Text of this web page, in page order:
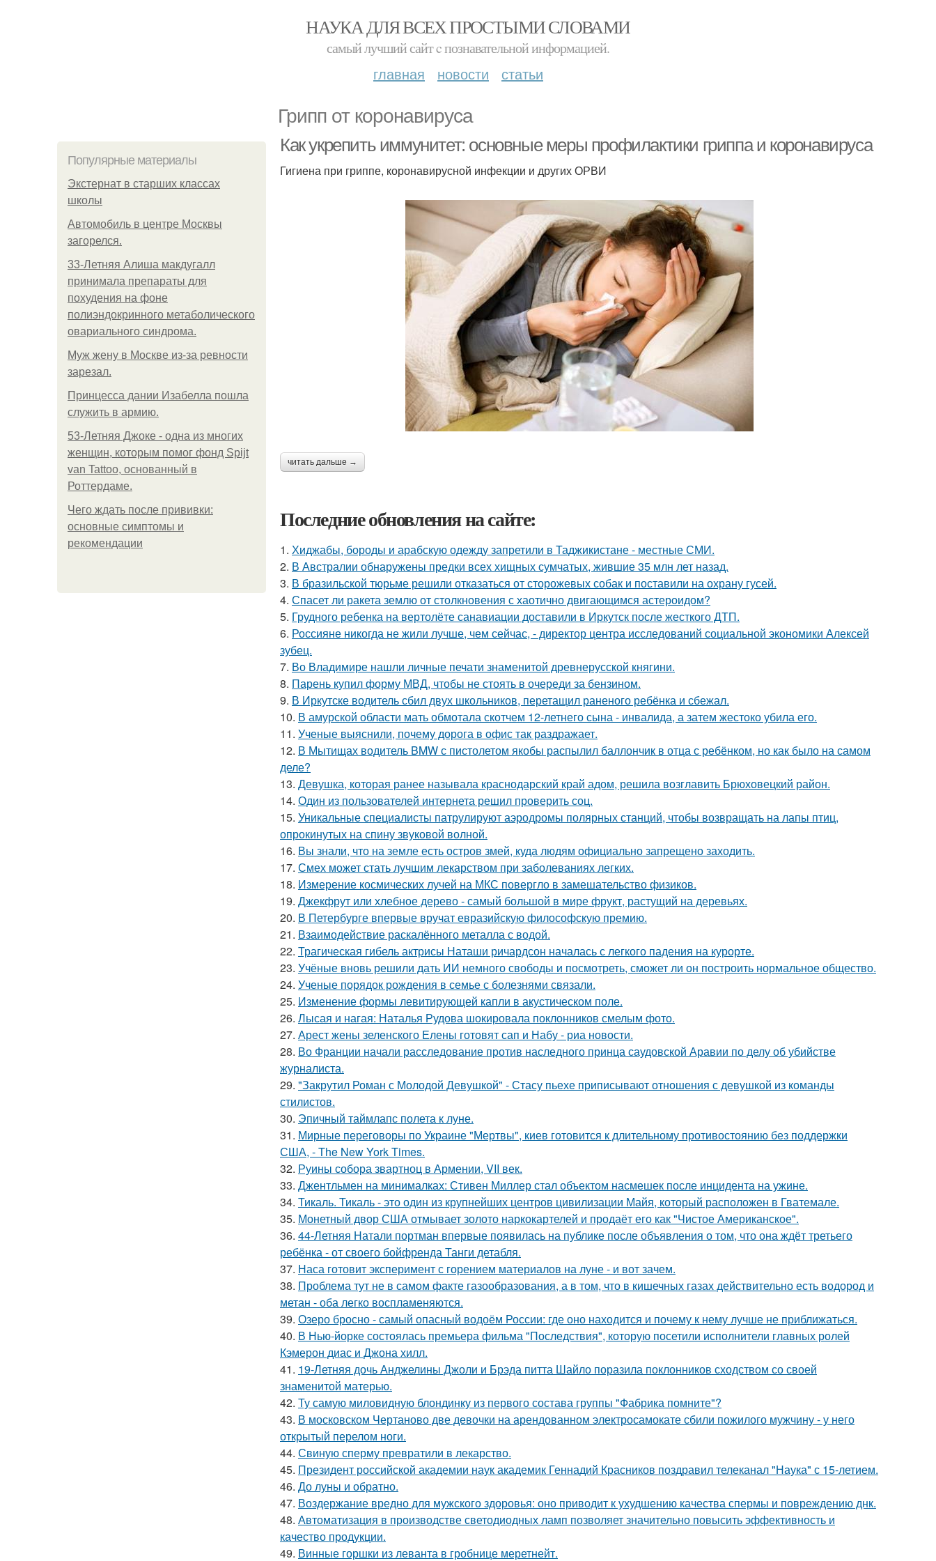
НАУКА ДЛЯ ВСЕХ ПРОСТЫМИ СЛОВАМИ
самый лучший сайт c познавательной информацией.
главная новости статьи
Грипп от коронавируса
Популярные материалы
Экстернат в старших классах
школы
Автомобиль в центре Москвы
загорелся.
33-Летняя Алиша макдугалл
принимала препараты для
похудения на фоне
полиэндокринного метаболического
овариального синдрома.
Mуж жену в Москве из-за ревности
зарезал.
Принцесса дании Изабелла пошла
служить в армию.
53-Летняя Джоке - одна из многих
женщин, которым помог фонд Spijt
van Tattoo, основанный в
Роттердаме.
Чего ждать после прививки:
основные симптомы и
рекомендации
Как укрепить иммунитет: основные меры профилактики гриппа и коронавируса
Гигиена при гриппе, коронавирусной инфекции и других ОРВИ
читать дальше →
Последние обновления на сайте:
1. Хиджабы, бороды и арабскую одежду запретили в Таджикистане - местные СМИ.
2. В Австралии обнаружены предки всех хищных сумчатых, жившие 35 млн лет назад.
3. В бразильской тюрьме решили отказаться от сторожевых собак и поставили на охрану гусей.
4. Спасет ли ракета землю от столкновения с хаотично двигающимся астероидом?
5. Грудного ребенка на вертолёте санавиации доставили в Иркутск после жесткого ДТП.
6. Россияне никогда не жили лучше, чем сейчас, - директор центра исследований социальной экономики Алексей
зубец.
7. Во Владимире нашли личные печати знаменитой древнерусской княгини.
8. Парень купил форму МВД, чтобы не стоять в очереди за бензином.
9. В Иркутске водитель сбил двух школьников, перетащил раненого ребёнка и сбежал.
10. В амурской области мать обмотала скотчем 12-летнего сына - инвалида, а затем жестоко убила его.
11. Ученые выяснили, почему дорога в офис так раздражает.
12. В Мытищах водитель BMW с пистолетом якобы распылил баллончик в отца с ребёнком, но как было на самом
деле?
13. Девушка, которая ранее называла краснодарский край адом, решила возглавить Брюховецкий район.
14. Один из пользователей интернета решил проверить соц.
15. Уникальные специалисты патрулируют аэродромы полярных станций, чтобы возвращать на лапы птиц,
опрокинутых на спину звуковой волной.
16. Вы знали, что на земле есть остров змей, куда людям официально запрещено заходить.
17. Смех может стать лучшим лекарством при заболеваниях легких.
18. Измерение космических лучей на МКС повергло в замешательство физиков.
19. Джекфрут или хлебное дерево - самый большой в мире фрукт, растущий на деревьях.
20. В Петербурге впервые вручат евразийскую философскую премию.
21. Взаимодействие раскалённого металла с водой.
22. Трагическая гибель актрисы Наташи ричардсон началась с легкого падения на курорте.
23. Учёные вновь решили дать ИИ немного свободы и посмотреть, сможет ли он построить нормальное общество.
24. Ученые порядок рождения в семье с болезнями связали.
25. Изменение формы левитирующей капли в акустическом поле.
26. Лысая и нагая: Наталья Рудова шокировала поклонников смелым фото.
27. Арест жены зеленского Елены готовят сап и Набу - риа новости.
28. Во Франции начали расследование против наследного принца саудовской Аравии по делу об убийстве
журналиста.
29. "Закрутил Роман с Молодой Девушкой" - Стасу пьехе приписывают отношения с девушкой из команды
стилистов.
30. Эпичный таймлапс полета к луне.
31. Мирные переговоры по Украине "Мертвы", киев готовится к длительному противостоянию без поддержки
США, - The New York Times.
32. Руины собора звартноц в Армении, VII век.
33. Джентльмен на минималках: Стивен Миллер стал объектом насмешек после инцидента на ужине.
34. Тикаль. Тикаль - это один из крупнейших центров цивилизации Майя, который расположен в Гватемале.
35. Монетный двор США отмывает золото наркокартелей и продаёт его как "Чистое Американское".
36. 44-Летняя Натали портман впервые появилась на публике после объявления о том, что она ждёт третьего
ребёнка - от своего бойфренда Танги детабля.
37. Наса готовит эксперимент с горением материалов на луне - и вот зачем.
38. Проблема тут не в самом факте газообразования, а в том, что в кишечных газах действительно есть водород и
метан - оба легко воспламеняются.
39. Озеро бросно - самый опасный водоём России: где оно находится и почему к нему лучше не приближаться.
40. В Нью-йорке состоялась премьера фильма "Последствия", которую посетили исполнители главных ролей
Кэмерон диас и Джона хилл.
41. 19-Летняя дочь Анджелины Джоли и Брэда питта Шайло поразила поклонников сходством со своей
знаменитой матерью.
42. Ту самую миловидную блондинку из первого состава группы "Фабрика помните"?
43. В московском Чертаново две девочки на арендованном электросамокате сбили пожилого мужчину - у него
открытый перелом ноги.
44. Свиную сперму превратили в лекарство.
45. Президент российской академии наук академик Геннадий Красников поздравил телеканал "Наука" с 15-летием.
46. До луны и обратно.
47. Воздержание вредно для мужского здоровья: оно приводит к ухудшению качества спермы и повреждению днк.
48. Автоматизация в производстве светодиодных ламп позволяет значительно повысить эффективность и
качество продукции.
49. Винные горшки из леванта в гробнице меретнейт.